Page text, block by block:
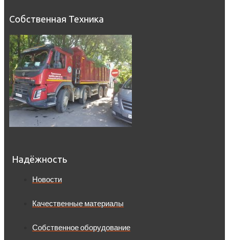
Собственная Техника
Надёжность
Новости
Качественные материалы
Собственное оборудование